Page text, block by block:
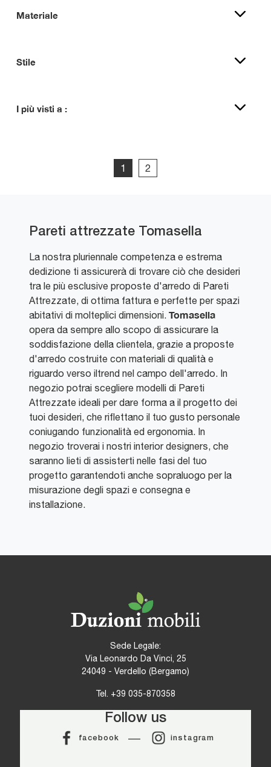
Materiale
Stile
I più visti a :
1 2
Pareti attrezzate Tomasella
La nostra pluriennale competenza e estrema
dedizione ti assicurerà di trovare ciò che desideri
tra le più esclusive proposte d'arredo di Pareti
Attrezzate, di ottima fattura e perfette per spazi
abitativi di molteplici dimensioni. Tomasella
opera da sempre allo scopo di assicurare la
soddisfazione della clientela, grazie a proposte
d'arredo costruite con materiali di qualità e
riguardo verso iltrend nel campo dell'arredo. In
negozio potrai scegliere modelli di Pareti
Attrezzate ideali per dare forma a il progetto dei
tuoi desideri, che riflettano il tuo gusto personale
coniugando funzionalità ed ergonomia. In
negozio troverai i nostri interior designers, che
saranno lieti di assisterti nelle fasi del tuo
progetto garantendoti anche sopraluogo per la
misurazione degli spazi e consegna e
installazione.
Sede Legale:
Via Leonardo Da Vinci, 25
24049 - Verdello (Bergamo)
Tel. +39 035-870358
Follow us
facebook instagram